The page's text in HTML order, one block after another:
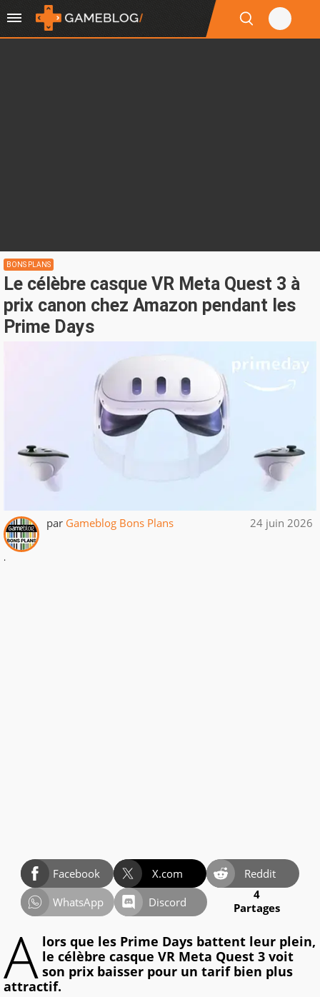
BONS PLANS
Le célèbre casque VR Meta Quest 3 à
prix canon chez Amazon pendant les
Prime Days
par Gameblog Bons Plans 24 juin 2026
.
Facebook X.com
Reddit
WhatsApp
Discord
4
Partages
A lors que les Prime Days battent leur plein,
le célèbre casque VR Meta Quest 3 voit
son prix baisser pour un tarif bien plus
attractif.